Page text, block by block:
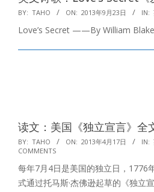
2013-
09-
BY: TAHO ON: 2013年9月23日 IN:
Love’s Secret ——By William
读文：美国《独立宣言》全
2013-
04-
17
BY: TAHO ON: 2013年4月17日 IN:
COMMENTS
每年7月4日是美国的独立日，1776
式通过托马斯·杰佛逊起草的《独立